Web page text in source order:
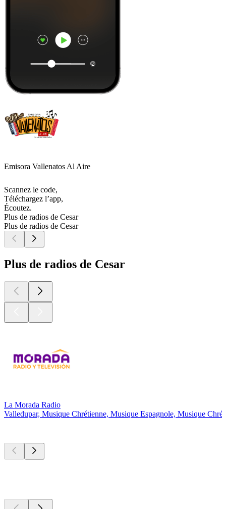
Emisora Vallenatos Al Aire
Scannez le code,
Téléchargez l’app,
Écoutez.
Plus de radios de Cesar
Plus de radios de Cesar
Plus de radios de Cesar
La Morada Radio
Valledupar, Musique Chrétienne, Musique Espagnole, Musique